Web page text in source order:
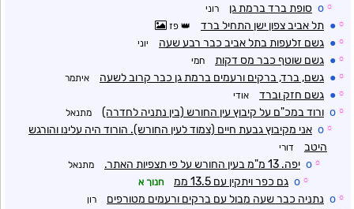
☼
o סופת ברד ברמת גן רוני
☼
● תל אביב צפון ישן התחיל ברד פז
☼
● גשם זלעפות בתל אביב כבר רבע שעה יוני
☼
● גשם שוטף כבר מס דקות חמי
☼
● גשם, ברד, ברקים ורעמים ברמת גן כבר קרוב לשעה איתמר
☼
● גשם חזק וברד אודי
☼
o ורוד במכ"ם על קיבוץ עין החורש (בין נתניה לחדרה) מתנאל
☼
o אני מקיבוץ גבעת חיים (צמוד לעין החורש). הורוד היה עלינו והורגש
היטב
דורי
☼
o יפה. 13 מ"מ בעין החורש על פי תצפיות האתר. מתנאל
☼
o גם כפר ויתקין עם 13.5 ממ חנוך א
☼
o נתניה כבר שעה מבול עם ברקים ורעמים מטורפים רון